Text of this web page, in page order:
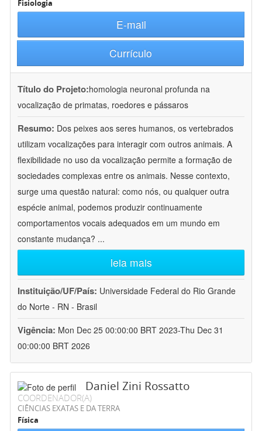
Fisiologia
E-mail
Currículo
Título do Projeto:homologia neuronal profunda na
vocalização de primatas, roedores e pássaros
Resumo: Dos peixes aos seres humanos, os vertebrados
utilizam vocalizações para interagir com outros animais. A
flexibilidade no uso da vocalização permite a formação de
sociedades complexas entre os animais. Nesse contexto,
surge uma questão natural: como nós, ou qualquer outra
espécie animal, podemos produzir continuamente
comportamentos vocais adequados em um mundo em
constante mudança? ...
leia mais
Instituição/UF/País: Universidade Federal do Rio Grande
do Norte - RN - Brasil
Vigência: Mon Dec 25 00:00:00 BRT 2023-Thu Dec 31
00:00:00 BRT 2026
Daniel Zini Rossatto
COORDENADOR(A)
CIÊNCIAS EXATAS E DA TERRA
Física